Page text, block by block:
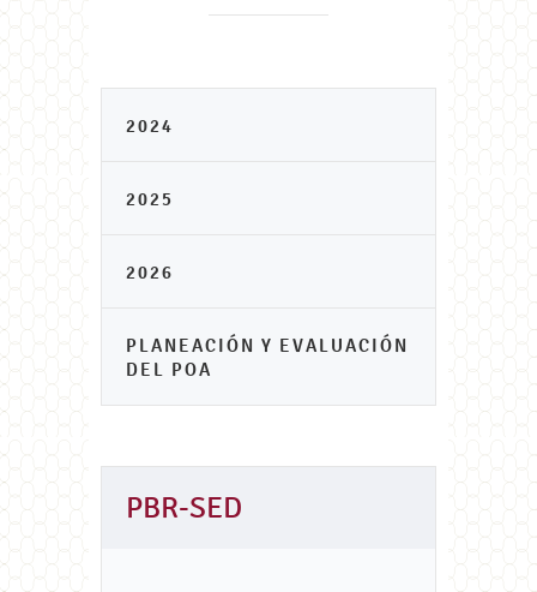
2024
2025
2026
PLANEACIÓN Y EVALUACIÓN
DEL POA
PBR-SED